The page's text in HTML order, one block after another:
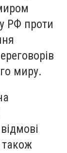
РФ проти
миру.
також